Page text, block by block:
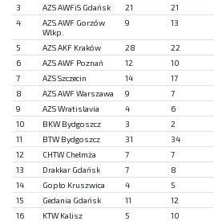
3
AZS AWFiS Gdańsk 21 21
4
AZS AWF Gorzów
Wlkp.
9 13
5 AZS AKF Kraków 28 22
6
AZS AWF Poznań 12 10
7
AZS Szczecin 14 17
8
AZS AWF Warszawa 9 7
9
AZS Wratislavia 4 6
10
BKW Bydgoszcz 3 2
11
BTW Bydgoszcz 31 34
12
CHTW Chełmża 7 7
13
Drakkar Gdańsk 7 8
14
Gopło Kruszwica 4 5
15
Gedania Gdańsk 11 12
16
KTW Kalisz 5 10